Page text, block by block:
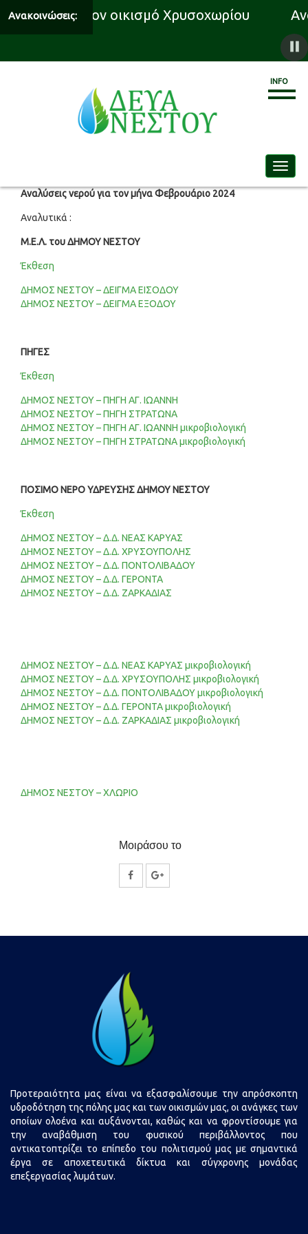
Ανακοινώσεις:για τον οικισμό Χρυσοχωρίου
INFO
Αναλύσεις νερού για τον μήνα Φεβρουάριο 2024
Αναλυτικά :
Μ.Ε.Λ. του ΔΗΜΟΥ ΝΕΣΤΟΥ
Έκθεση
ΔΗΜΟΣ ΝΕΣΤΟΥ – ΔΕΙΓΜΑ ΕΙΣΟΔΟΥ
ΔΗΜΟΣ ΝΕΣΤΟΥ – ΔΕΙΓΜΑ ΕΞΟΔΟΥ
ΠΗΓΕΣ
Έκθεση
ΔΗΜΟΣ ΝΕΣΤΟΥ – ΠΗΓΗ ΑΓ. ΙΩΑΝΝΗ
ΔΗΜΟΣ ΝΕΣΤΟΥ – ΠΗΓΗ ΣΤΡΑΤΩΝΑ
ΔΗΜΟΣ ΝΕΣΤΟΥ – ΠΗΓΗ ΑΓ. ΙΩΑΝΝΗ μικροβιολογική
ΔΗΜΟΣ ΝΕΣΤΟΥ – ΠΗΓΗ ΣΤΡΑΤΩΝΑ μικροβιολογική
ΠΟΣΙΜΟ ΝΕΡΟ ΥΔΡΕΥΣΗΣ ΔΗΜΟΥ ΝΕΣΤΟΥ
Έκθεση
ΔΗΜΟΣ ΝΕΣΤΟΥ – Δ.Δ. ΝΕΑΣ ΚΑΡΥΑΣ
ΔΗΜΟΣ ΝΕΣΤΟΥ – Δ.Δ. ΧΡΥΣΟΥΠΟΛΗΣ
ΔΗΜΟΣ ΝΕΣΤΟΥ – Δ.Δ. ΠΟΝΤΟΛΙΒΑΔΟΥ
ΔΗΜΟΣ ΝΕΣΤΟΥ – Δ.Δ. ΓΕΡΟΝΤΑ
ΔΗΜΟΣ ΝΕΣΤΟΥ – Δ.Δ. ΖΑΡΚΑΔΙΑΣ
ΔΗΜΟΣ ΝΕΣΤΟΥ – Δ.Δ. ΝΕΑΣ ΚΑΡΥΑΣ μικροβιολογική
ΔΗΜΟΣ ΝΕΣΤΟΥ – Δ.Δ. ΧΡΥΣΟΥΠΟΛΗΣ μικροβιολογική
ΔΗΜΟΣ ΝΕΣΤΟΥ – Δ.Δ. ΠΟΝΤΟΛΙΒΑΔΟΥ μικροβιολογική
ΔΗΜΟΣ ΝΕΣΤΟΥ – Δ.Δ. ΓΕΡΟΝΤΑ μικροβιολογική
ΔΗΜΟΣ ΝΕΣΤΟΥ – Δ.Δ. ΖΑΡΚΑΔΙΑΣ μικροβιολογική
ΔΗΜΟΣ ΝΕΣΤΟΥ – ΧΛΩΡΙΟ
Μοιράσου το
ΚοινοποίησηΚοινοποίηση
Προτεραιότητα μας είναι να εξασφαλίσουμε την απρόσκοπτη
υδροδότηση της πόλης μας και των οικισμών μας, οι ανάγκες των
οποίων ολοένα και αυξάνονται, καθώς και να φροντίσουμε για
την αναβάθμιση του φυσικού περιβάλλοντος που
αντικατοπτρίζει το επίπεδο του πολιτισμού μας με σημαντικά
έργα σε αποχετευτικά δίκτυα και σύγχρονης μονάδας
επεξεργασίας λυμάτων.